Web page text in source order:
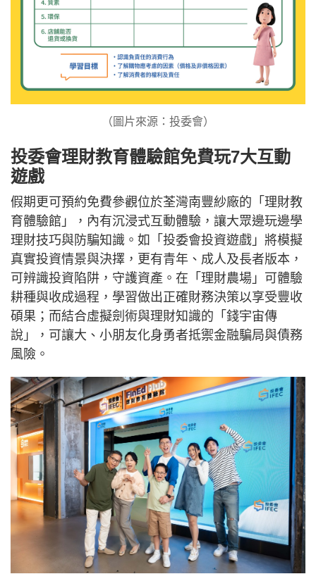
（圖片來源：投委會）
投委會理財教育體驗館免費玩7大互動
遊戲
假期更可預約免費參觀位於荃灣南豐紗廠的「理財教
育體驗館」，內有沉浸式互動體驗，讓大眾邊玩邊學
理財技巧與防騙知識。如「投委會投資遊戲」將模擬
真實投資情景與決擇，更有青年、成人及長者版本，
可辨識投資陷阱，守護資產。在「理財農場」可體驗
耕種與收成過程，學習做出正確財務決策以享受豐收
碩果；而結合虛擬劍術與理財知識的「錢宇宙傳
說」，可讓大、小朋友化身勇者抵禦金融騙局與債務
風險。